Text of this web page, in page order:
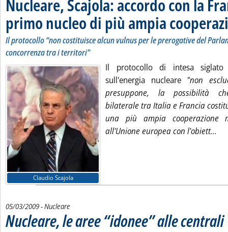
Nucleare, Scajola: accordo con la
primo nucleo di più ampia
Il protocollo “non costituisce alcun vulnus per le prerogative del
concorrenza tra i territori"
Claudio Scajola
Il protocollo di intesa
sull'energia nucleare "non
presuppone, la possibilità
bilaterale tra Italia e Francia
una più ampia cooperazione
all'Unione europea con l'obiett...
05/03/2009- Nucleare
Nucleare, le aree “idonee” alle centrali.